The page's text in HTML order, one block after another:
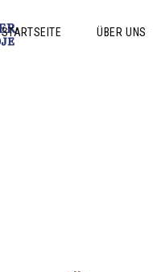
STARTSEITE ÜBER UNS